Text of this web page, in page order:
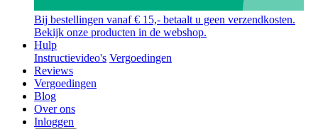
Bij bestellingen vanaf € 15,- betaalt u geen verzendkosten.
Bekijk onze producten in de webshop.
Hulp
Instructievideo's Vergoedingen
Reviews
Vergoedingen
Blog
Over ons
Inloggen